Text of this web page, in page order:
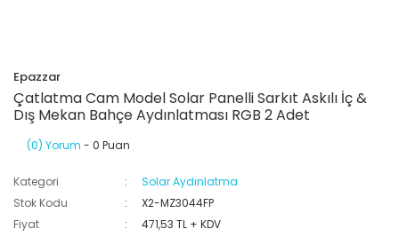
Epazzar
Çatlatma Cam Model Solar Panelli Sarkıt Askılı İç &
Dış Mekan Bahçe Aydınlatması RGB 2 Adet
(0) Yorum - 0 Puan
Kategori
Solar Aydınlatma
Stok Kodu
X2-MZ3044FP
Fiyat
471,53 TL + KDV